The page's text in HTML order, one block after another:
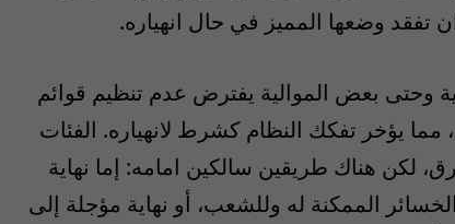
تفقد وضعها المميز في حال انهياره.
وحتى بعض الموالية يفترض عدم تنظيم قوائم
مما يؤخر تفكك النظام كشرط لانهياره. الفئات
لكن هناك طريقين سالكين امامه: إما نهاية
الممكنة له وللشعب، أو نهاية مؤجلة إلى